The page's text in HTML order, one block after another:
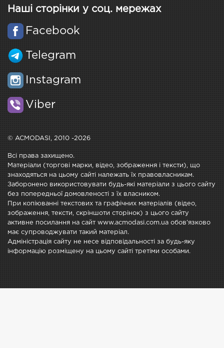
Наші сторінки у соц. мережах
Facebook
Telegram
Instagram
Viber
© ACMODASI, 2010 -2026
Всі права захищено.
Матеріали (торгові марки, відео, зображення і тексти), що
знаходяться на цьому сайті належать їх правовласникам.
Заборонено використовувати будь-які матеріали з цього сайту
без попередньої домовленості з їх власником.
При копіюванні текстових та графічних матеріалів (відео,
зображення, тексти, скріншоти сторінок) з цього сайту
активне посилання на сайт www.acmodasi.com.ua обов'язково
має супроводжувати такий матеріал.
Адміністрація сайту не несе відповідальності за будь-яку
інформацію розміщену на цьому сайті третіми особами.